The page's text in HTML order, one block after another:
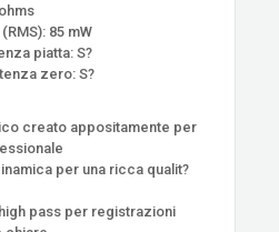
85 mW
piatta: S?
zero: S?
creato appositamente per
per una ricca qualit?
pass per registrazioni